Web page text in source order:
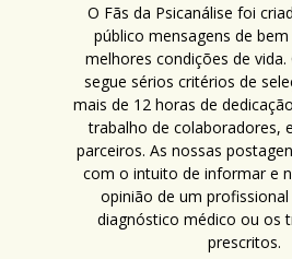
O Fãs da Psicanálise foi
público mensagens de
melhores condições de
segue sérios critérios de
mais de 12 horas de
trabalho de colaboradores,
parceiros. As nossas
com o intuito de informar e
opinião de um
diagnóstico médico ou os
prescritos.